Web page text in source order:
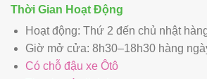
Thời Gian Hoạt Động
Hoạt động: Thứ 2 đến chủ nhật
Giờ mở cửa: 8h30–18h30 hàng
Có chỗ đậu xe Ôtô